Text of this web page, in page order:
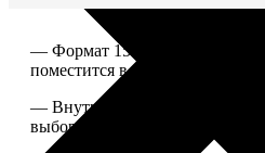
— Формат 15*20. Компактный
поместится в сумку или рюкзак.
— Внутри 100 страниц в
выбор), скрепленных сбоку